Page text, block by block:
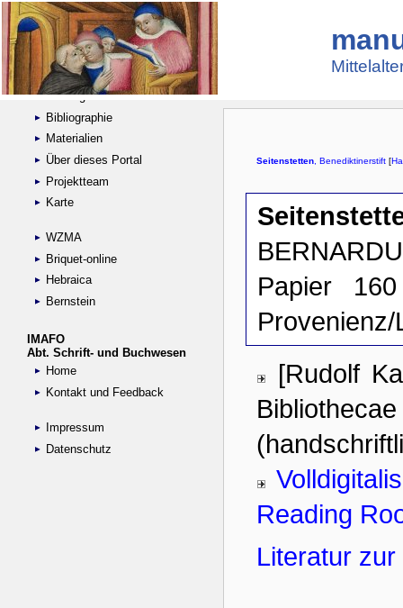
Suche
Handschriftensammlungen
Digitalisierte Handschriften
Kataloge
Bibliographie
Materialien
Über dieses Portal
Projektteam
Karte
WZMA
Briquet-online
Hebraica
Bernstein
IMAFO
Abt. Schrift- und Buchwesen
Home
Kontakt und Feedback
Impressum
Datenschutz